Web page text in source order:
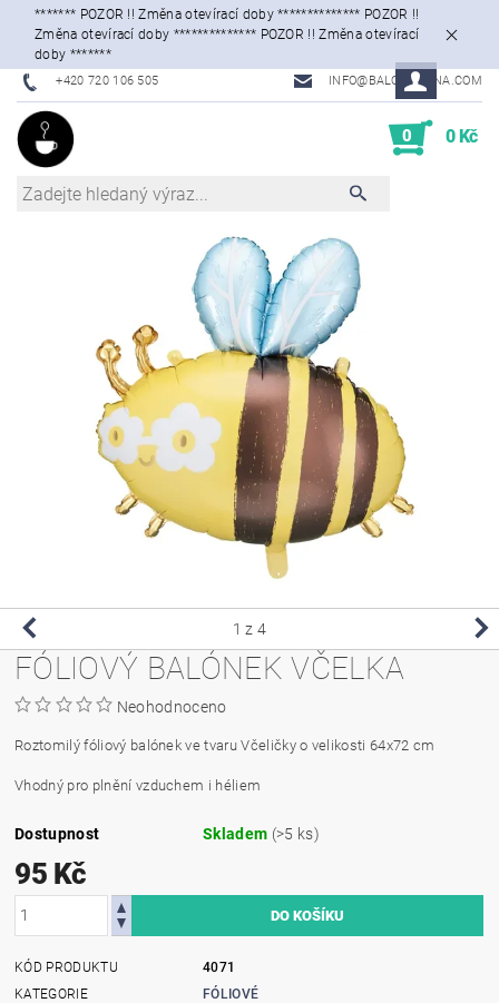
******* POZOR !! Změna otevírací doby ************** POZOR !!
Změna otevírací doby ************** POZOR !! Změna otevírací
doby *******
+420 720 106 505 INFO@BALONKARNA.COM
0 0 Kč
1 z 4
FÓLIOVÝ BALÓNEK VČELKA
Neohodnoceno
Roztomilý fóliový balónek ve tvaru Včeličky o velikosti 64x72 cm
Vhodný pro plnění vzduchem i héliem
Dostupnost Skladem (>5 ks)
95 Kč
KÓD PRODUKTU
4071
KATEGORIE
FÓLIOVÉ